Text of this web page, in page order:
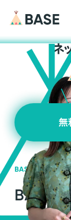
ネ
無
BASEの強み
BASE